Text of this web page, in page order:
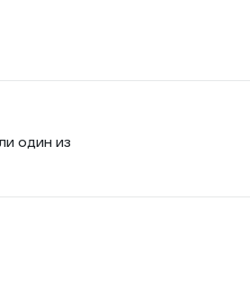
один из